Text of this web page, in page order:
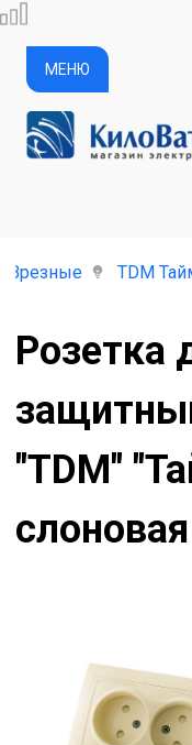
МЕНЮ
Врезные TDM
Розетка
"ТDМ"